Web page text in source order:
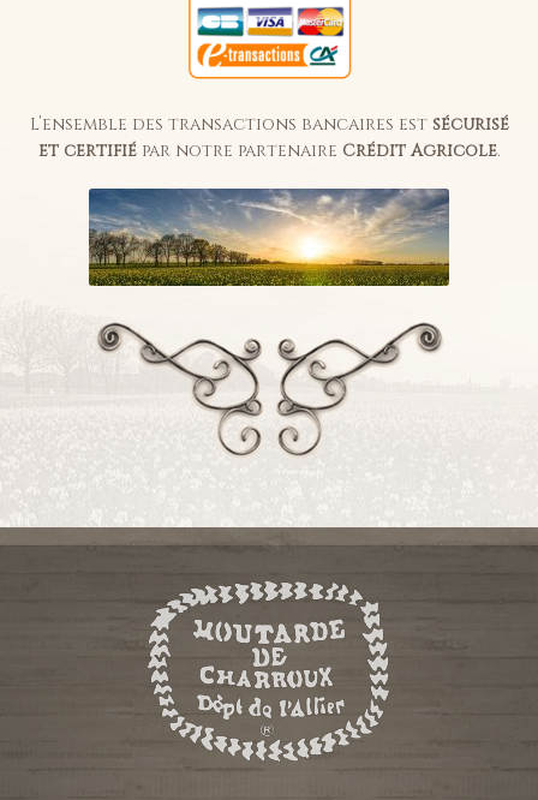
L’ensemble des transactions bancaires est sécurisé
et certifiépar notre partenaire Crédit Agricole.